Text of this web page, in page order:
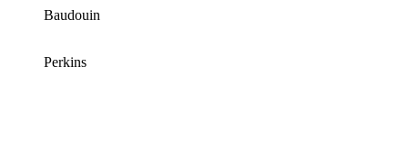
Baudouin
Perkins